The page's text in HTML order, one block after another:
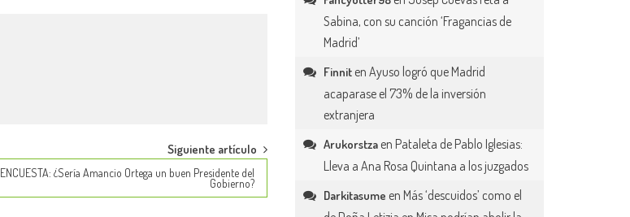
Siguiente artículo
ENCUESTA: ¿Sería Amancio Ortega un buen Presidente del
Gobierno?
Sabina, con su canción ‘Fragancias de
Madrid’
Finnit enAyuso logró que Madrid
acaparase el 73% de la inversión
extranjera
Arukorstza en Pataleta de Pablo Iglesias:
Lleva a Ana Rosa Quintana a los juzgados
Darkitasume en Más ‘descuidos’ como el